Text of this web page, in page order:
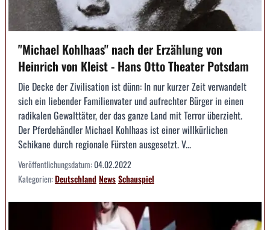
"Michael Kohlhaas" nach der Erzählung von
Heinrich von Kleist - Hans Otto Theater Potsdam
Die Decke der Zivilisation ist dünn: In nur kurzer Zeit verwandelt
sich ein liebender Familienvater und aufrechter Bürger in einen
radikalen Gewalttäter, der das ganze Land mit Terror überzieht.
Der Pferdehändler Michael Kohlhaas ist einer willkürlichen
Schikane durch regionale Fürsten ausgesetzt. V...
Veröffentlichungsdatum:04.02.2022
Kategorien:DeutschlandNewsSchauspiel